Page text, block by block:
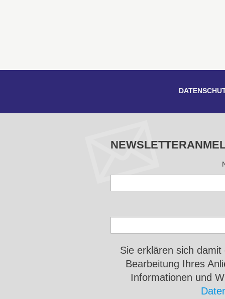
Sie erklären sich
Bearbeitung Ihres
Informationen und